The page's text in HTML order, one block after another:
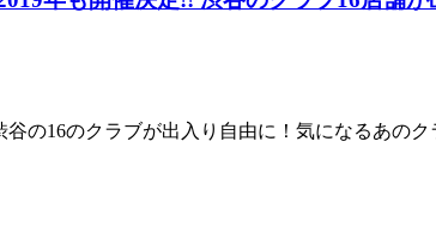
谷の16のクラブが出入り自由に！気になるあ